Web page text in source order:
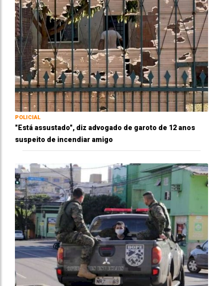
POLICIAL
"Está assustado", diz advogado de garoto de 12 anos
suspeito de incendiar amigo